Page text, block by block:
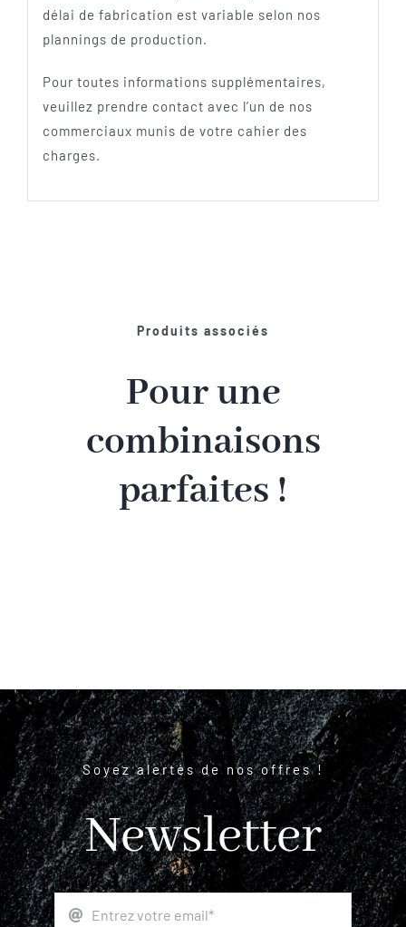
délai de fabrication est variable selon nos
plannings de production.
Pour toutes informations supplémentaires,
veuillez prendre contact avec l’un de nos
commerciaux munis de votre cahier des
charges.
Produits associés
Pour une
combinaisons
parfaites !
Soyez alertés de nos offres !
Newsletter